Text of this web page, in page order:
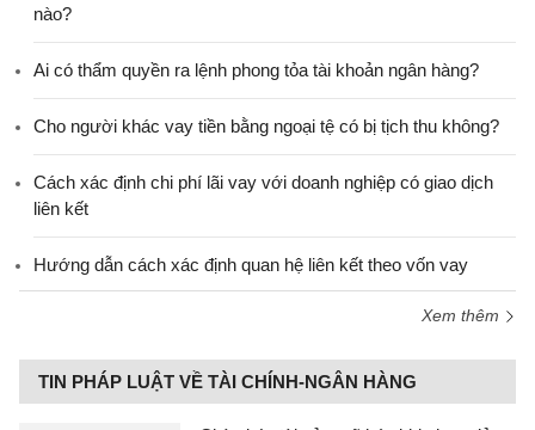
nào?
Ai có thẩm quyền ra lệnh phong tỏa tài khoản ngân hàng?
Cho người khác vay tiền bằng ngoại tệ có bị tịch thu không?
Cách xác định chi phí lãi vay với doanh nghiệp có giao dịch
liên kết
Hướng dẫn cách xác định quan hệ liên kết theo vốn vay
Xem thêm
TIN PHÁP LUẬT VỀ TÀI CHÍNH-NGÂN HÀNG